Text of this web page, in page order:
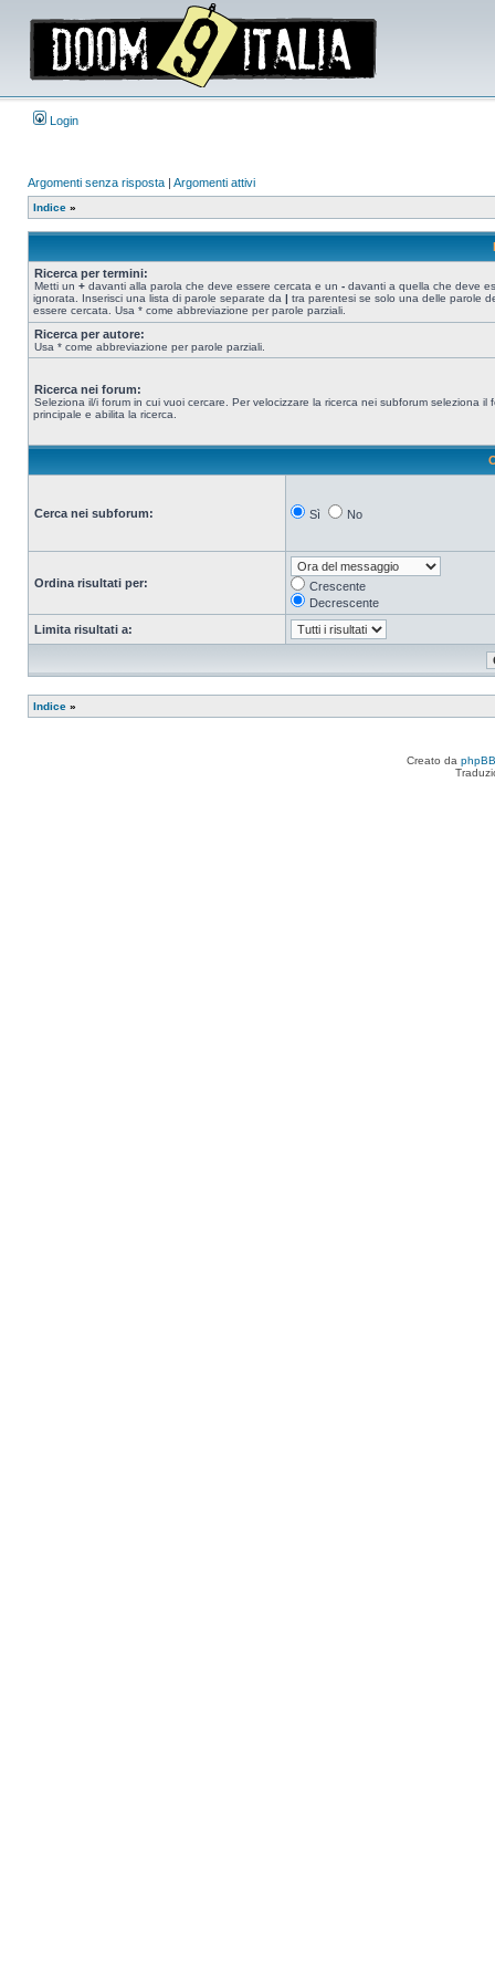
Login
Argomenti senza risposta | Argomenti attivi
Indice »
Ricerca per termini:
Metti un + davanti alla parola che deve essere cercata e un - davanti a quella che deve
ignorata. Inserisci una lista di parole separate da | tra parentesi se solo una delle parole
essere cercata. Usa * come abbreviazione per parole parziali.
Ricerca per autore:
Usa * come abbreviazione per parole parziali.
Ricerca nei forum:
Seleziona il/i forum in cui vuoi cercare. Per velocizzare la ricerca nei subforum seleziona il
principale e abilita la ricerca.
Cerca nei subforum: Sì No
Ordina risultati per:
Crescente
Decrescente
Limita risultati a:
Indice »
Creato da phpBB